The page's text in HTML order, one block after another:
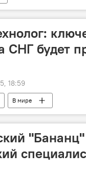
СНГ будет
18:59
В мире